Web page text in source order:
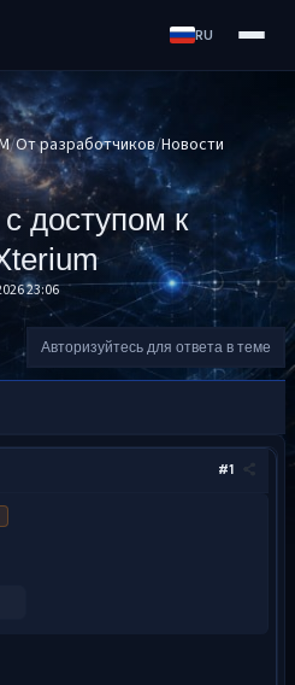
RU
От разработчиков Новости
доступом к
23:06
Авторизуйтесь для ответа в теме
#1